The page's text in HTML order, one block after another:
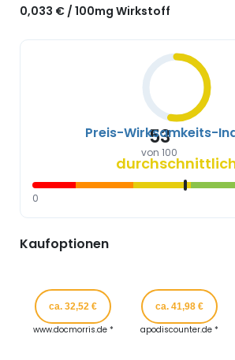
0,033 € / 100mg Wirkstoff
53
von 100
Preis-Wirksamkeits-
0
Kaufoptionen
ca. 32,52 €
www.docmorris.de *
ca. 41,98 €
apodiscounter.de *